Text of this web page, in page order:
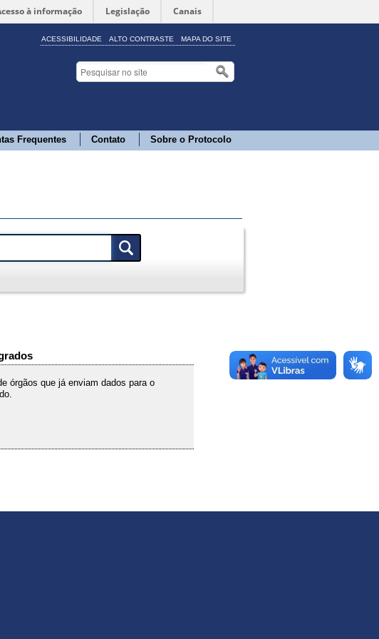
à informação Legislação Canais
ACESSIBILIDADE ALTO CONTRASTE MAPA DO SITE
Frequentes Contato Sobre o Protocolo
órgãos que já enviam dados para o